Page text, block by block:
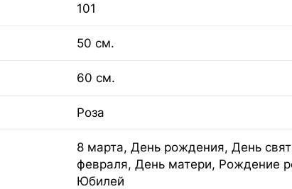
101
50 см.
60 см.
Роза
8 марта, День рождения, День
февраля, День матери, Рождение
Юбилей